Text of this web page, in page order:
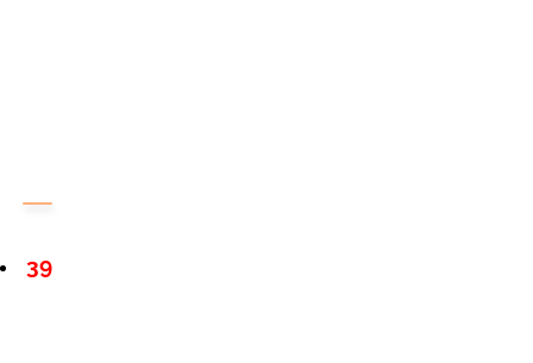
39